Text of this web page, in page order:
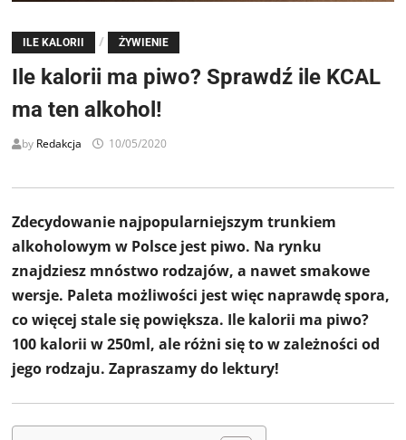
ILE KALORII / ŻYWIENIE
Ile kalorii ma piwo? Sprawdź ile KCAL
ma ten alkohol!
by Redakcja 10/05/2020
Zdecydowanie najpopularniejszym trunkiem
alkoholowym w Polsce jest piwo. Na rynku
znajdziesz mnóstwo rodzajów, a nawet smakowe
wersje. Paleta możliwości jest więc naprawdę spora,
co więcej stale się powiększa. Ile kalorii ma piwo?
100 kalorii w 250ml, ale różni się to w zależności od
jego rodzaju. Zapraszamy do lektury!